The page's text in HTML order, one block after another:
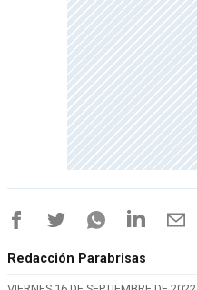
Redacción Parabrisas